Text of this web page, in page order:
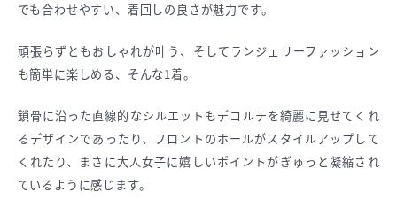
でも合わせやすい、着回しの良さが魅力です。
頑張らずともおしゃれが叶う、そしてランジェリーファッション
も簡単に楽しめる、そんな1着。
鎖骨に沿った直線的なシルエットもデコルテを綺麗に見せてくれ
るデザインであったり、フロントのホールがスタイルアップして
くれたり、まさに大人女子に嬉しいポイントがぎゅっと凝縮され
ているように感じます。